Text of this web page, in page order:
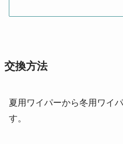
交換方法
夏用ワイパーから冬用ワイ
す。